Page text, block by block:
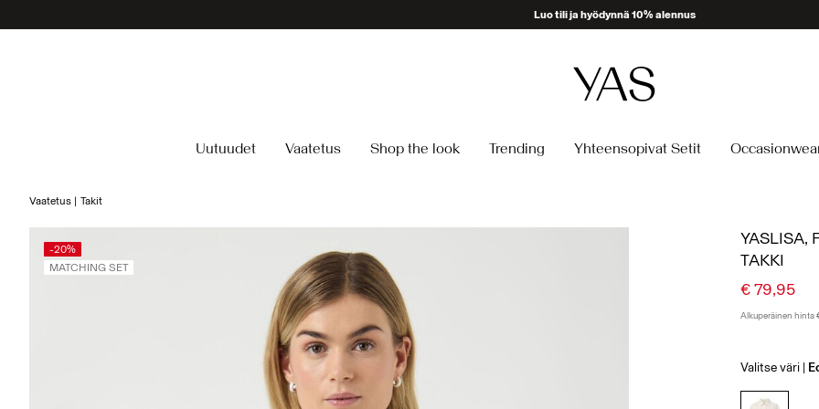
Uutuudet Vaatetus Shop the look Trending Yhteensopivat Setit
Vaatetus Takit
-20%
MATCHING SET
YASLISA,
TAKKI
€ 79,95
Alkuperäinen hinta
Valitse väri